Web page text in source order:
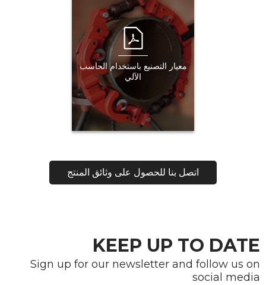
معيار التصنيع باستخدام الحاسب
الآلي
اتصل بنا للحصول على وثائق المنتج
KEEP UP TO DATE
Sign up for our newsletter and follow us on
social media